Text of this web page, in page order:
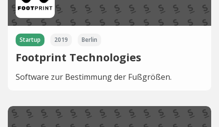
Startup 2019 Berlin
Footprint Technologies
Software zur Bestimmung der Fußgrößen.